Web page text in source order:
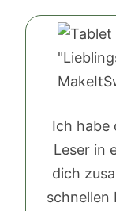
Ich habe
Leser in
dich
schnellen